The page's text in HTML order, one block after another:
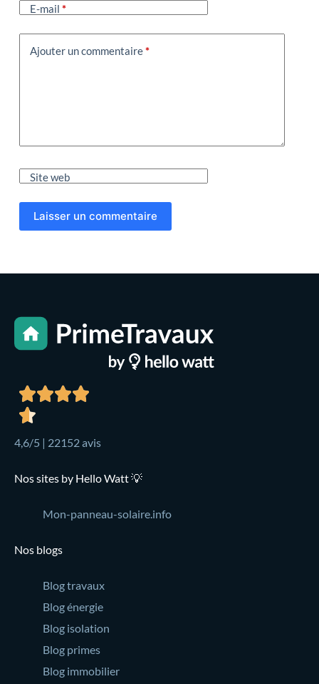
E-mail *
Ajouter un commentaire*
Site web
Laisser un commentaire
4,6/5 | 22152 avis
Nos sites by Hello Watt 💡
Mon-panneau-solaire.info
Nos blogs
Blog travaux
Blog énergie
Blog isolation
Blog primes
Blog immobilier